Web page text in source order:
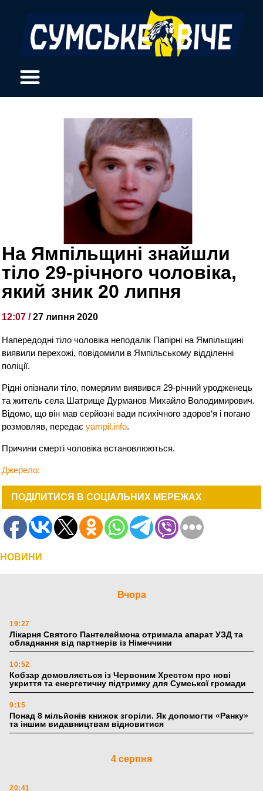
На Ямпільщині знайшли
тіло 29-річного чоловіка,
який зник 20 липня
12:07 /27 липня 2020
Напередодні тіло чоловіка неподалік Папірні на Ямпільщині
виявили перехожі, повідомили в Ямпільському відділенні
поліції.
Рідні опізнали тіло, померлим виявився 29-річний уродженець
та житель села Шатрище Дурманов Михайло Володимирович.
Відомо, що він мав серйозні вади психічного здоров‘я і погано
розмовляв, передаєyampil.info.
Причини смерті чоловіка встановлюються.
Джерело:
ПОДІЛИТИСЯ В СОЦІАЛЬНИХ МЕРЕЖАХ
НОВИНИ
Вчора
19:27
Лікарня Святого Пантелеймона отримала апарат УЗД та
обладнання від партнерів із Німеччини
10:52
Кобзар домовляється із Червоним Хрестом про нові
укриття та енергетичну підтримку для Сумської громади
9:15
Понад 8 мільйонів книжок згоріли. Як допомогти «Ранку»
та іншим видавництвам відновитися
4 серпня
20:41